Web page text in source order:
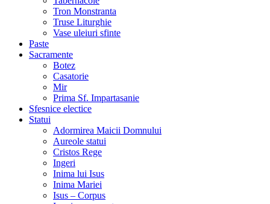
Tron Monstranta
Truse Liturghie
Vase uleiuri sfinte
Paste
Sacramente
Botez
Casatorie
Mir
Prima Sf. Impartasanie
Sfesnice electice
Statui
Adormirea Maicii Domnului
Aureole statui
Cristos Rege
Ingeri
Inima lui Isus
Inima Mariei
Isus – Corpus